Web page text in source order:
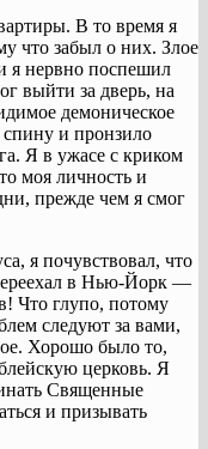
В то время я
что забыл о них. Злое
я нервно поспешил
выйти за дверь, на
демоническое
спину и пронзило
Я в ужасе с криком
моя личность и
прежде чем я смог
я почувствовал, что
в Нью-Йорк —
Что глупо, потому
следуют за вами,
Хорошо было то,
церковь. Я
Священные
и призывать